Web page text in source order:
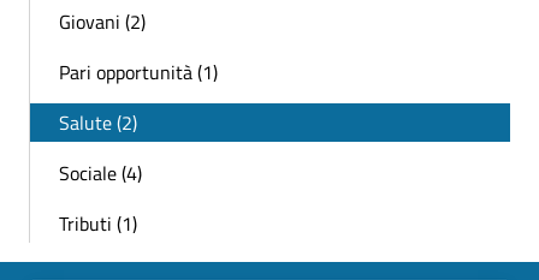
Giovani (2)
Pari opportunità (1)
Salute (2)
Sociale (4)
Tributi (1)